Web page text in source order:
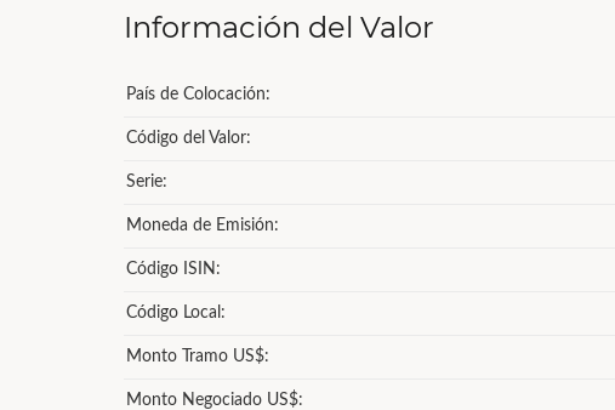
Información del Valor
País de Colocación:
Código del Valor:
Serie:
Moneda de Emisión:
Código ISIN:
Código Local:
Monto Tramo US$:
Monto Negociado US$: